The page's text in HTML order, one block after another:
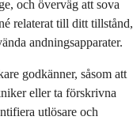
och överväg att sova
relaterat till ditt tillstånd,
andningsapparater.
godkänner, såsom att
eller ta förskrivna
utlösare och